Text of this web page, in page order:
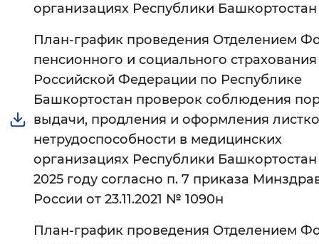
Нормальный Увеличенный
Цвет сайта
Монохромный Инверсивный
Синий фон
Изображения
Включены Выключены
организациях Республики Башкортостан
План-график проведения Отделением
пенсионного и социального страхования
Российской Федерации по Республике
Башкортостан проверок соблюдения
выдачи, продления и оформления
нетрудоспособности в медицинских
организациях Республики Башкортостан
2025 году согласно п. 7 приказа
России от 23.11.2021 № 1090н
План-график проведения Отделением